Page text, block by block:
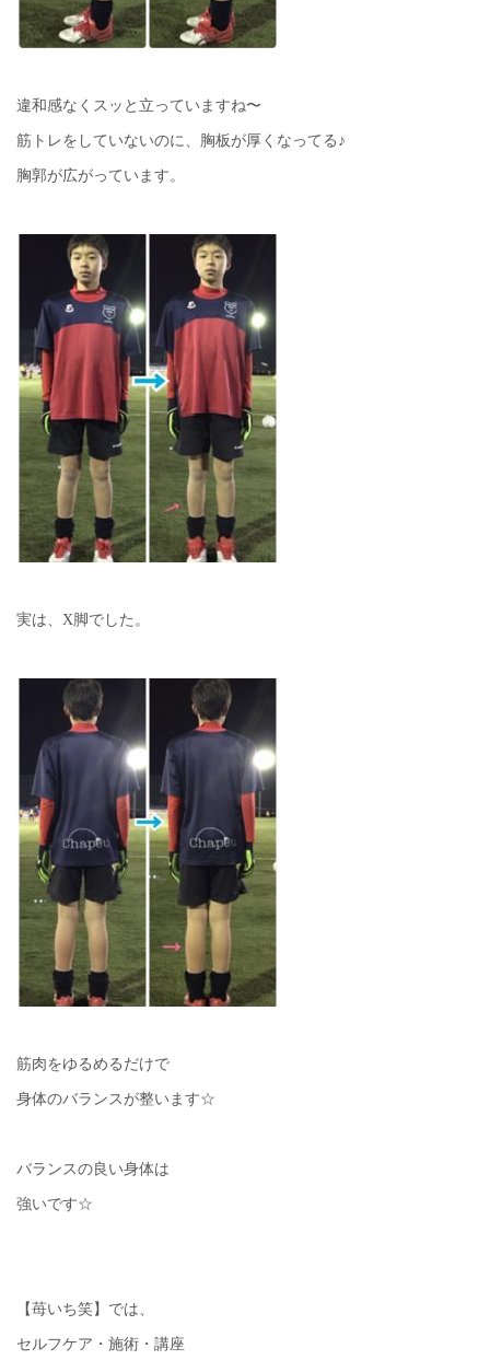
違和感なくスッと立っていますね〜
筋トレをしていないのに、胸板が厚くなってる♪
胸郭が広がっています。
実は、X脚でした。
筋肉をゆるめるだけで
身体のバランスが整います☆
バランスの良い身体は
強いです☆
【苺いち笑】では、
セルフケア・施術・講座